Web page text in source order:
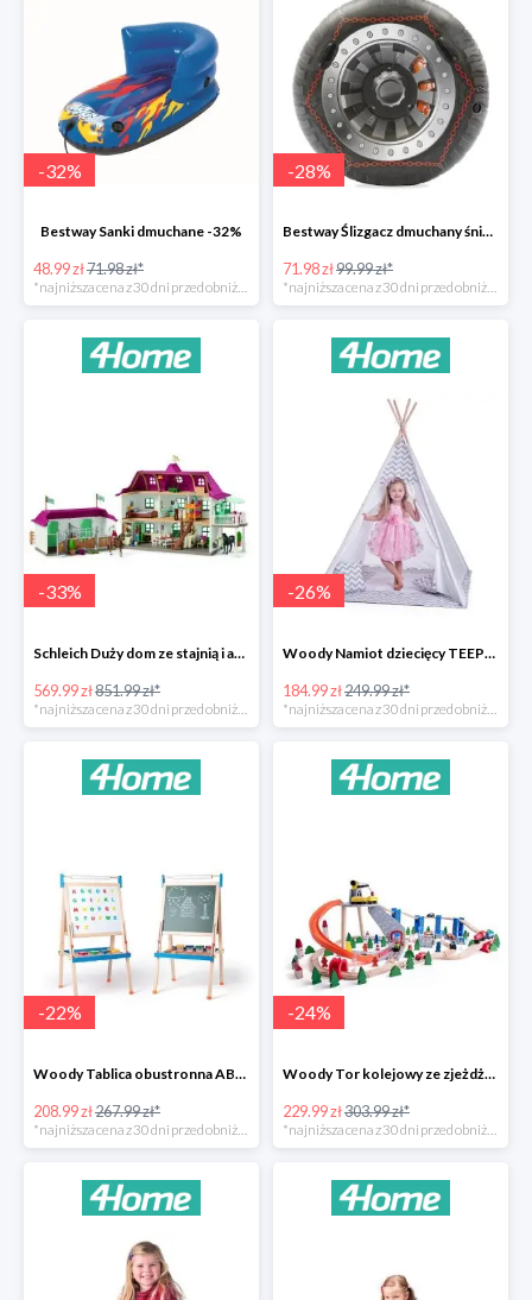
-32%
Bestway Sanki dmuchane -32%
48.99 zł71.98 zł*
*najniższa cena z 30 dni przed obniżką
-28%
Bestway Ślizgacz dmuchany śniegowy H2OGO -28%
71.98 zł99.99 zł*
*najniższa cena z 30 dni przed obniżką
-33%
Schleich Duży dom ze stajnią i akcesoriami -33%
569.99 zł851.99 zł*
-26%
Woody Namiot dziecięcy TEEPEE -26%
184.99 zł249.99 zł*
-22%
Woody Tablica obustronna ABC -22%
208.99 zł267.99 zł*
*najniższa cena z 30 dni przed obniżką
-24%
Woody Tor kolejowy ze zjeżdżalnią i żurawiem -24%
229.99 zł303.99 zł*
*najniższa cena z 30 dni przed obniżką